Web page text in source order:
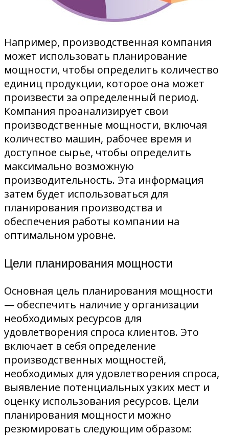
Например, производственная компания
может использовать планирование
мощности, чтобы определить количество
единиц продукции, которое она может
произвести за определенный период.
Компания проанализирует свои
производственные мощности, включая
количество машин, рабочее время и
доступное сырье, чтобы определить
максимально возможную
производительность. Эта информация
затем будет использоваться для
планирования производства и
обеспечения работы компании на
оптимальном уровне.
Цели планирования мощности
Основная цель планирования мощности
— обеспечить наличие у организации
необходимых ресурсов для
удовлетворения спроса клиентов. Это
включает в себя определение
производственных мощностей,
необходимых для удовлетворения спроса,
выявление потенциальных узких мест и
оценку использования ресурсов. Цели
планирования мощности можно
резюмировать следующим образом: